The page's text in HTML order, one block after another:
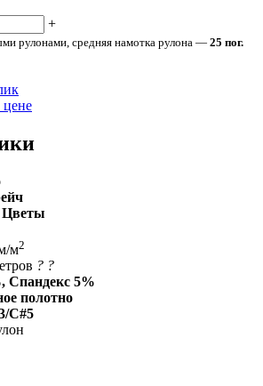
+
рулонами, средняя намотка рулона — 25 пог.
Цветы
м2
? ?
Спандекс 5%
полотно
C#5